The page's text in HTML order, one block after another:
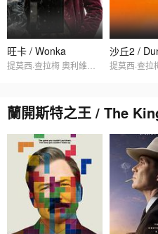
旺卡 / Wonka
提莫西·查拉
蘭開斯特之王 / The